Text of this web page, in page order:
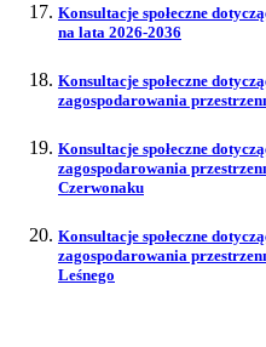
Konsultacje społeczne
na lata 2026-2036
Konsultacje społeczne
zagospodarowania
Konsultacje społeczne
zagospodarowania
Czerwonaku
Konsultacje społeczne
zagospodarowania
Leśnego